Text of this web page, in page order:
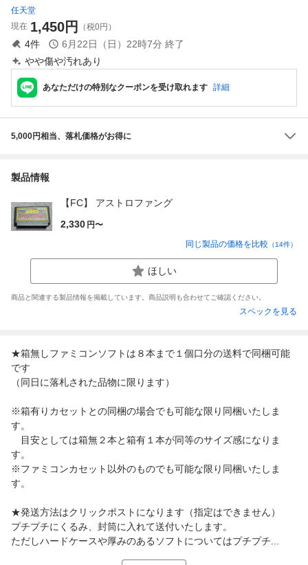
任天堂
現在 1,450円 （税0円）
4件 6月22日（日）22時7分 終了
やや傷や汚れあり
あなただけの特別なクーポンを受け取れます 詳細
5,000円相当、落札価格がお得に
製品情報
【FC】 アストロファング
2,330 円〜
同じ製品の価格を比較 （14件）
ほしい
商品と関連する製品情報を掲載しています。商品説明も合わせてご確認ください。
スペックを見る
★箱無しファミコンソフトは８本まで１個口分の送料で同梱可能
です
（同日に落札された品物に限ります）
※箱有りカセットとの同梱の場合でも可能な限り同梱いたしま
す。
目安としては箱無２本と箱有１本が同等のサイズ感になりま
す。
※ファミコンカセット以外のものでも可能な限り同梱いたしま
す。
★発送方法はクリックポストになります（指定はできません）
プチプチにくるみ、封筒に入れて送付いたします。
ただしハードケースや厚みのあるソフトについてはプチプチ...